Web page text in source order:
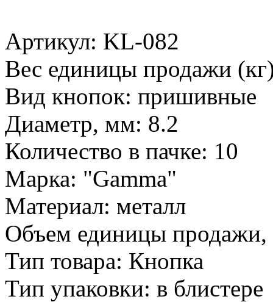
Артикул: KL-082
Вес единицы продажи
Вид кнопок: пришивные
Диаметр, мм: 8.2
Количество в пачке: 10
Марка: "Gamma"
Материал: металл
Объем единицы продажи,
Тип товара: Кнопка
Тип упаковки: в блистере